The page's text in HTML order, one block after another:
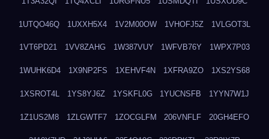
1UTQO46Q 1UXXH5X4 1V2M00OW 1VHOFJ5Z 1VLGOT3L
1VT6PD21 1VV8ZAHG 1W387VUY 1WFVB76Y 1WPX7P03
1WUHK6D4 1X9NP2FS 1XEHVF4N 1XFRA9ZO 1XS2YS68
1XSROT4L 1YS8YJ6Z 1YSKFL0G 1YUCNSFB 1YYN7W1J
1Z1US2M8 1ZLGWTF7 1ZOCGLFM 206VNFLF 20GH4EFO